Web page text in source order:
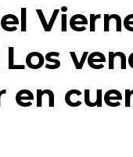
Los
en